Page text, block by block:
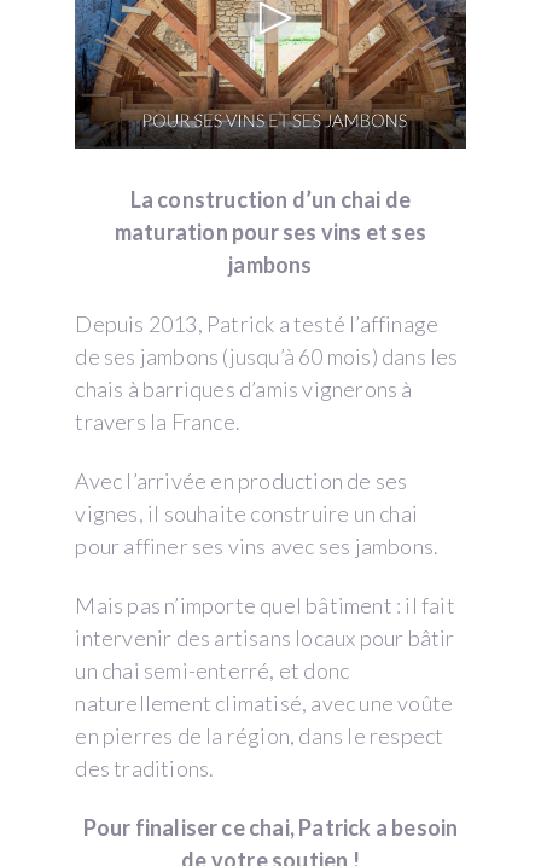
La construction d’un chai de
maturation pour ses vins et ses
jambons
Depuis 2013, Patrick a testé l’affinage
de ses jambons (jusqu’à 60 mois) dans les
chais à barriques d’amis vignerons à
travers la France.
Avec l’arrivée en production de ses
vignes, il souhaite construire un chai
pour affiner ses vins avec ses jambons.
Mais pas n’importe quel bâtiment : il fait
intervenir des artisans locaux pour bâtir
un chai semi-enterré, et donc
naturellement climatisé, avec une voûte
en pierres de la région, dans le respect
des traditions.
Pour finaliser ce chai, Patrick a besoin
de votre soutien !